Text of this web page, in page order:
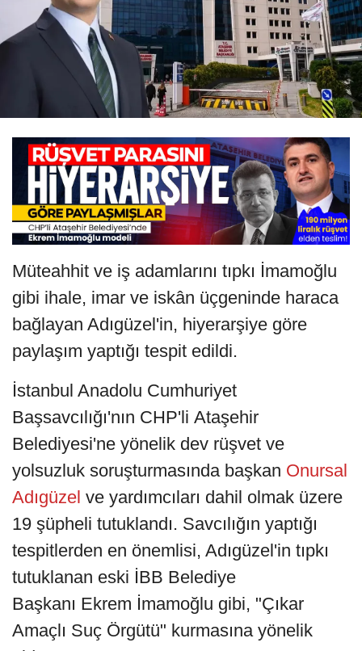
Müteahhit ve iş adamlarını tıpkı İmamoğlu
gibi ihale, imar ve iskân üçgeninde haraca
bağlayan Adıgüzel'in, hiyerarşiye göre
paylaşım yaptığı tespit edildi.
İstanbul Anadolu Cumhuriyet
Başsavcılığı'nın CHP'li Ataşehir
Belediyesi'ne yönelik dev rüşvet ve
yolsuzluk soruşturmasında başkan Onursal
Adıgüzel ve yardımcıları dahil olmak üzere
19 şüpheli tutuklandı. Savcılığın yaptığı
tespitlerden en önemlisi, Adıgüzel'in tıpkı
tutuklanan eski İBB Belediye
Başkanı Ekrem İmamoğlu gibi, "Çıkar
Amaçlı Suç Örgütü" kurmasına yönelik